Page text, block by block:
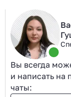
Вы всегда
и написать на
чаты: